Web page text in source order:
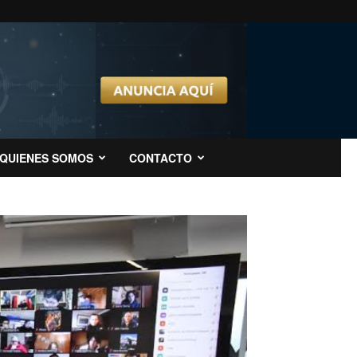
QUIENES SOMOS CONTACTO